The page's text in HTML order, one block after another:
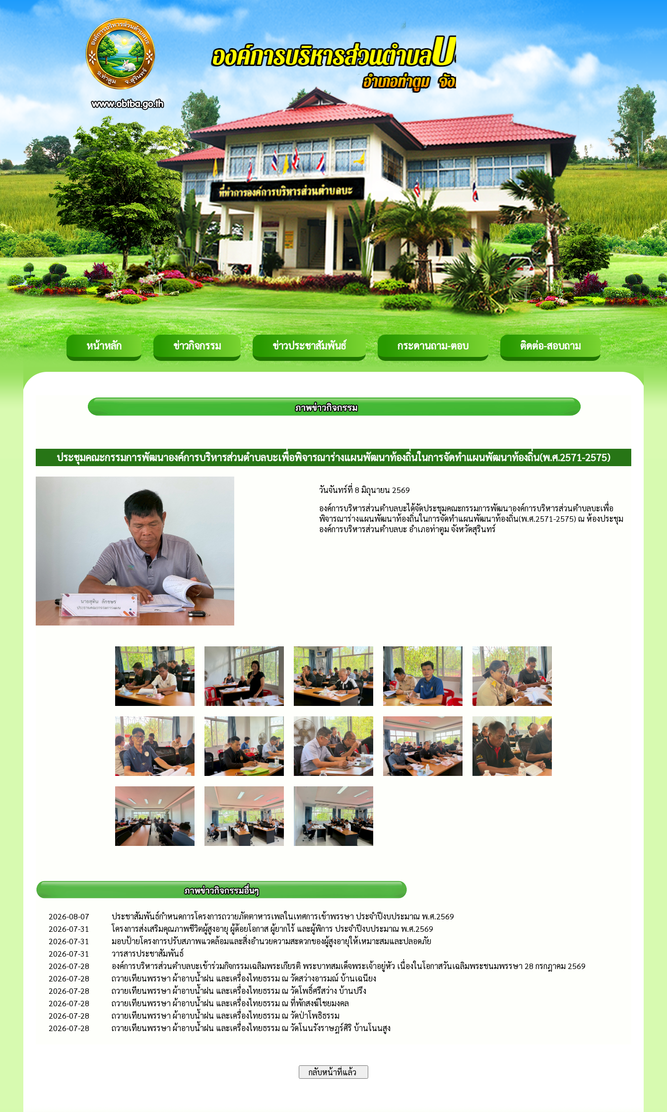
หน้าหลัก ข่าวกิจกรรม ข่าวประชาสัมพันธ์ กระดานถาม-ตอบ ติดต่อ-สอบถาม
ประชุมคณะกรรมการพัฒนาองค์การบริหารส่วนตำบลบะเพื่อพิจารณาร่างแผนพัฒนาท้องถิ่นในการจัดทำแผนพัฒนาท้องถิ่น(พ.ศ.2571-2575)
วันจันทร์ที่ 8 มิถุนายน 2569
องค์การบริหารส่วนตำบลบะได้จัดประชุมคณะกรรมการพัฒนาองค์การบริหารส่วนตำบลบะเพื่อ
พิจารณาร่างแผนพัฒนาท้องถิ่นในการจัดทำแผนพัฒนาท้องถิ่น(พ.ศ.2571-2575) ณ ห้องประชุม
องค์การบริหารส่วนตำบลบะ อำเภอท่าตูม จังหวัดสุรินทร์
2026-08-07
ประชาสัมพันธ์กำหนดการโครงการถวายภัตตาหารเพลในเทศการเข้าพรรษา ประจำปีงบประมาณ พ.ศ.2569
2026-07-31
โครงการส่งเสริมคุณภาพชีวิตผู้สูงอายุ ผู้ด้อยโอกาส ผู้ยากไร้ และผู้พิการ ประจำปีงบประมาณ พ.ศ.2569
2026-07-31
มอบป้ายโครงการปรับสภาพแวดล้อมและสิ่งอำนวยความสะดวกของผู้สูงอายุให้เหมาะสมและปลอดภัย
2026-07-31
วารสารประชาสัมพันธ์
2026-07-28
องค์การบริหารส่วนตำบลบะเข้าร่วมกิจกรรมเฉลิมพระเกียรติ พระบาทสมเด็จพระเจ้าอยู่หัว เนื่องในโอกาสวันเฉลิมพระชนมพรรษา 28 กรกฎาคม 2569
2026-07-28
ถวายเทียนพรรษา ผ้าอาบน้ำฝน และเครื่องไทยธรรม ณ วัดสว่างอารมณ์ บ้านเฉนียง
2026-07-28
ถวายเทียนพรรษา ผ้าอาบน้ำฝน และเครื่องไทยธรรม ณ วัดโพธิ์ศรีสว่าง บ้านปรีง
2026-07-28
ถวายเทียนพรรษา ผ้าอาบน้ำฝน และเครื่องไทยธรรม ณ ที่พักสงฆ์ไชยมงคล
2026-07-28
ถวายเทียนพรรษา ผ้าอาบน้ำฝน และเครื่องไทยธรรม ณ วัดป่าโพธิธรรม
2026-07-28
ถวายเทียนพรรษา ผ้าอาบน้ำฝน และเครื่องไทยธรรม ณ วัดโนนรังราษฎร์ศิริ บ้านโนนสูง